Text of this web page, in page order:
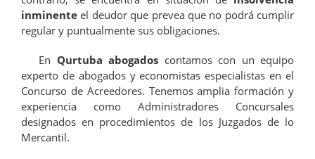
inminente el deudor que prevea que no podrá cumplir
regular y puntualmente sus obligaciones.
En Qurtuba abogados contamos con un equipo
experto de abogados y economistas especialistas en el
Concurso de Acreedores. Tenemos amplia formación y
experiencia como Administradores Concursales
designados en procedimientos de los Juzgados de lo
Mercantil.